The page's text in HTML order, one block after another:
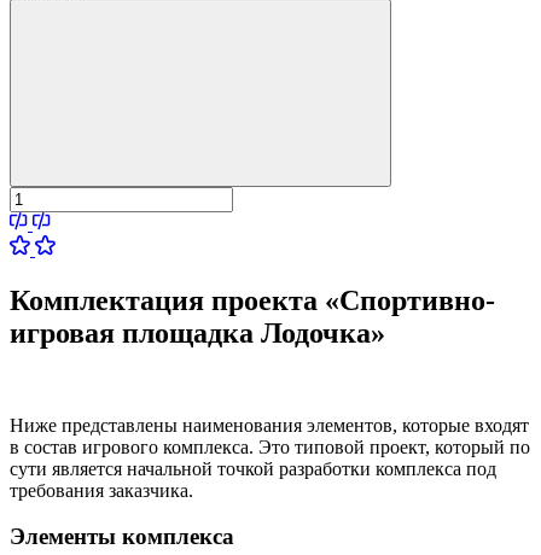
Комплектация проекта «Спортивно-
игровая площадка Лодочка»
Ниже представлены наименования элементов, которые входят
в состав игрового комплекса. Это типовой проект, который по
сути является начальной точкой разработки комплекса под
требования заказчика.
Элементы комплекса